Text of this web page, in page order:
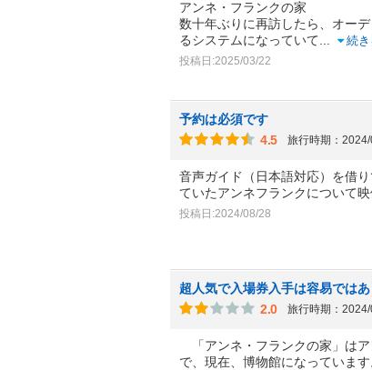
アンネ・フランクの家
数十年ぶりに再訪したら、オー
るシステムになっていて
続
投稿日:2025/03/22
予約は必須です
4.5
旅行時期：2024/
音声ガイド（日本語対応）を借
ていたアンネフランクについて
投稿日:2024/08/28
超人気で入場券入手は容易では
2.0
旅行時期：2024/
「アンネ・フランクの家」は
で、現在、博物館になっていま